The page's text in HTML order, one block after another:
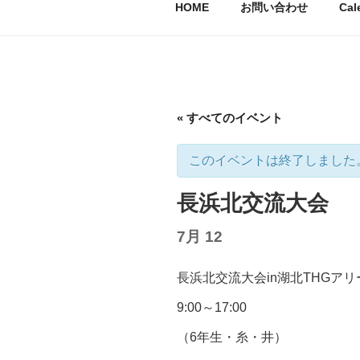
HOME お問い合わせ
« すべてのイベント
このイベントは終了しました
長浜北交流大会
7月 12
長浜北交流大会in湖北THGアリ
9:00～17:00
（6年生・糸・井）